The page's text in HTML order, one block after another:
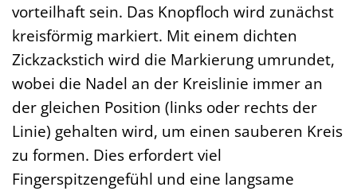
vorteilhaft sein. Das Knopfloch wird zunächst
kreisförmig markiert. Mit einem dichten
Zickzackstich wird die Markierung umrundet,
wobei die Nadel an der Kreislinie immer an
der gleichen Position (links oder rechts der
Linie) gehalten wird, um einen sauberen Kreis
zu formen. Dies erfordert viel
Fingerspitzengefühl und eine langsame